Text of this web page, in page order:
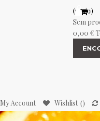
(vazio)
Sem
0,00 €
My Account Wishlist